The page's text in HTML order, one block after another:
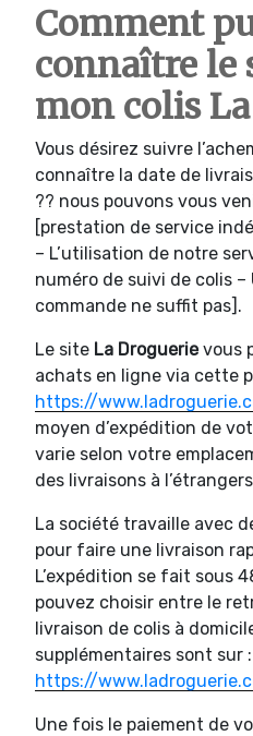
Comment
connaître le
mon colis
Vous désirez suivre
connaître la date de
?? nous pouvons vous
[prestation de service
– L’utilisation de notre
numéro de suivi de colis –
commande ne suffit pas].
Le site La Droguerievous
achats en ligne via cette
https://
moyen d’expédition de
varie selon votre
des livraisons à
La société travaille avec
pour faire une livraison
L’expédition se fait sous
pouvez choisir entre le
livraison de colis à
supplémentaires sont sur :
https://
Une fois le paiement de